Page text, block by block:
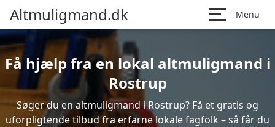
Altmuligmand.dk Menu
Få hjælp fra en lokal altmuligmand i
Rostrup
Søger du en altmuligmand i Rostrup? Få et gratis og
uforpligtende tilbud fra erfarne lokale fagfolk – så får du